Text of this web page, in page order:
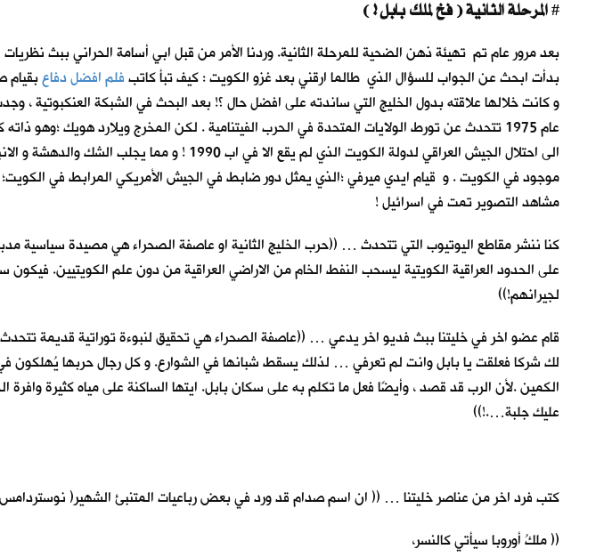
#
بعد مرور عام تم تهيئة ذهن الضحية للمرحلة الثانية. وردنا الأمر من قبل ابي أسامة الحراني ببث
بدأت ابحث عن الجواب للسؤال الذي طالما ارقني بعد غزو الكويت : كيف تبأ كاتبفلم افضل دفاع
و كانت خلالها علاقته بدول الخليج التي ساندته على افضل حال ؟! بعد البحث في الشبكة
عام 1975 تتحدث عن تورط الولايات المتحدة في الحرب الفيتنامية . لكن المخرج ويلارد هويك ؛وهو
الى احتلال الجيش العراقي لدولة الكويت الذي لم
موجود في الكويت . و قيام ايدي ميرفي ؛الذي يمثل دور ضابط في الجيش الأمريكي المرابط في
مشاهد التصوير تمت في اسرائيل !
كنا ننشر مقاطع اليوتيوب التي تتحدث … ((حرب الخليج الثانية او عاصفة الصحراء هي مصيدة
على الحدود العراقية الكويتية ليسحب النفط الخام من الاراضي العراقية من دون علم الكويتيين.
لجيرانهم!))
قام عضو اخر في خليتنا ببث فديو اخر يدعي … ((عاصفة الصحراء هي تحقيق لنبوءة توراتية قديمة
لك شركا فعلقت يا بابل وانت لم تعرفي … لذلك يسقط شبانها في الشوارع. و كل رجال حربها يُهلكون في
الكمين .لأن الرب قد قصد ، وأيضًا فعل ما تكلم به على سكان بابل. ايتها الساكنة على مياه كثيرة
عليك جلبة….!))
كتب فرد اخر من عناصر خليتنا … (( ان اسم صدام قد ورد في بعض رباعيات المتنبئ الشهير(
(( ملكُ أوروبا سيأتي كالنسر،